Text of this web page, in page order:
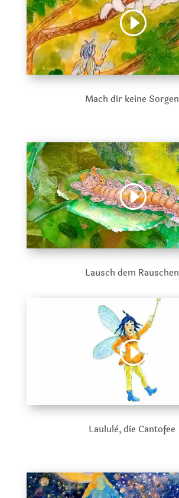
Mach dir keine Sorgen
Lausch dem Rauschen
Laululè, die Cantofee